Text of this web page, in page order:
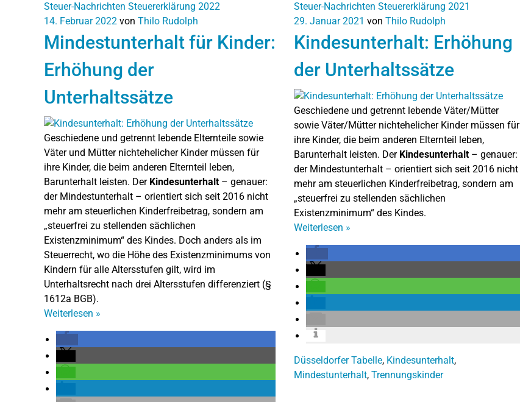
Steuer-Nachrichten Steuererklärung 2022
14. Februar 2022 von Thilo Rudolph
Mindestunterhalt für Kinder:
Erhöhung der
Unterhaltssätze
Geschiedene und getrennt lebende Elternteile sowie
Väter und Mütter nichtehelicher Kinder müssen für
ihre Kinder, die beim anderen Elternteil leben,
Barunterhalt leisten. Der Kindesunterhalt– genauer:
der Mindestunterhalt – orientiert sich seit 2016 nicht
mehr am steuerlichen Kinderfreibetrag, sondern am
„steuerfrei zu stellenden sächlichen
Existenzminimum“ des Kindes. Doch anders als im
Steuerrecht, wo die Höhe des Existenzminimums von
Kindern für alle Altersstufen gilt, wird im
Unterhaltsrecht nach drei Altersstufen differenziert (§
1612a BGB).
Weiterlesen »
Steuer-Nachrichten Steuererklärung 2021
29. Januar 2021 von Thilo Rudolph
Kindesunterhalt: Erhöhung
der Unterhaltssätze
Geschiedene und getrennt lebende Väter/Mütter
sowie Väter/Mütter nichtehelicher Kinder müssen für
ihre Kinder, die beim anderen Elternteil leben,
Barunterhalt leisten. Der Kindesunterhalt– genauer:
der Mindestunterhalt – orientiert sich seit 2016 nicht
mehr am steuerlichen Kinderfreibetrag, sondern am
„steuerfrei zu stellenden sächlichen
Existenzminimum“ des Kindes.
Weiterlesen »
Düsseldorfer Tabelle, Kindesunterhalt,
Mindestunterhalt, Trennungskinder